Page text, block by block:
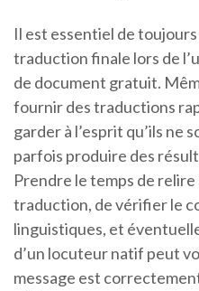
Il est essentiel de
traduction finale lors de
de document gratuit.
fournir des traductions
garder à l’esprit qu’ils ne
parfois produire des
Prendre le temps de
traduction, de vérifier le
linguistiques, et
d’un locuteur natif peut
message est